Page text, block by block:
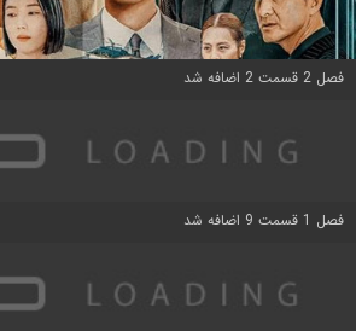
فصل 2 قسمت 2 اضافه شد
فصل 1 قسمت 9 اضافه شد